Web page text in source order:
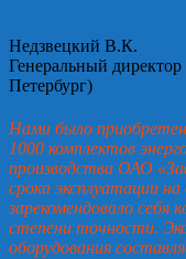
Недзвецкий В.К.
Генеральный
Петербург)
Нами было
1000 комплектов
производства ОАО
срока эксплуатации на
зарекомендовало
степени точности.
оборудования